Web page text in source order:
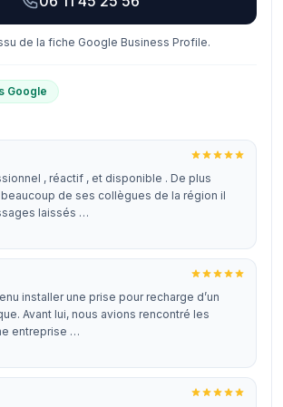
de la fiche Google Business Profile.
Google
, réactif , et disponible . De plus
de ses collègues de la région il
laissés …
installer une prise pour recharge d’un
Avant lui, nous avions rencontré les
entreprise …